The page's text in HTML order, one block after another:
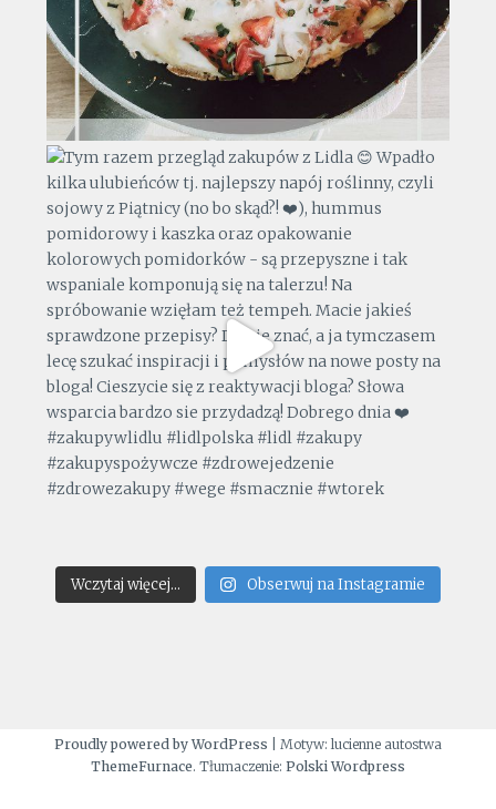
Wczytaj więcej... Obserwuj na Instagramie
Proudly powered by WordPress
Motyw: lucienne autostwa
ThemeFurnace. Tłumaczenie: Polski Wordpress